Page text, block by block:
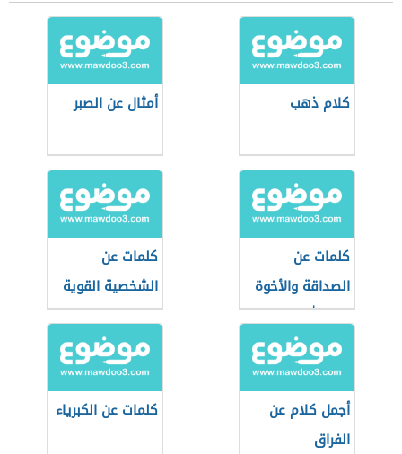
كلام ذهب أمثال عن الصبر
كلمات عن
الصداقة والأخوة
في الله
كلمات عن
الشخصية القوية
أجمل كلام عن
الفراق
كلمات عن الكبرياء